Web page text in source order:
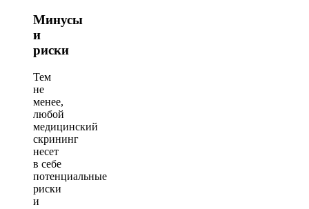
Минусы
и
риски
Тем
не
менее,
любой
медицинский
скрининг
несет
в себе
потенциальные
риски
и